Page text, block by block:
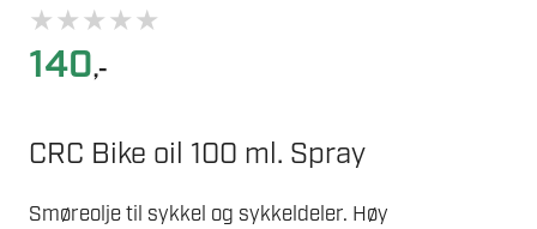
★★★★★
140,-
CRC Bike oil 100 ml. Spray
Smøreolje til sykkel og sykkeldeler. Høy